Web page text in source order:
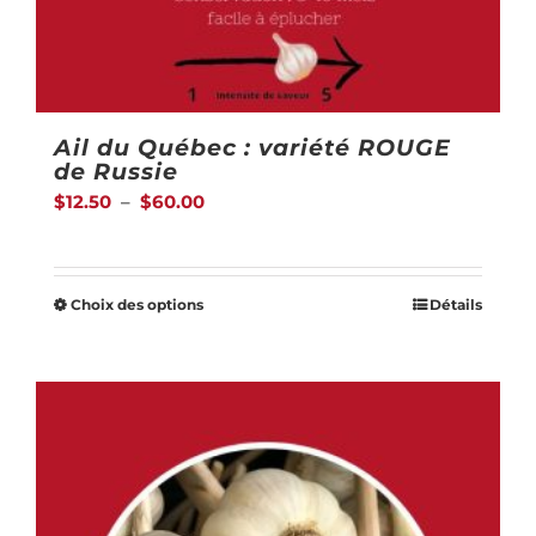
Ail du Québec : variété ROUGE
de Russie
$12.50 – $60.00Plage
prix :
$60.00
Choix des optionsCe
a
variations.
Les
options
Détails